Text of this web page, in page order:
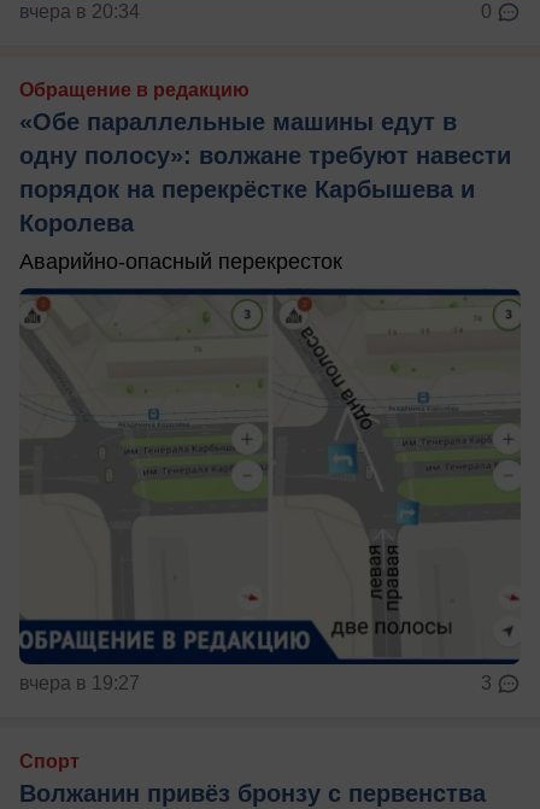
вчера в 20:34 0
Обращение в редакцию
«Обе параллельные машины едут в
одну полосу»: волжане требуют навести
порядок на перекрёстке Карбышева и
Королева
Аварийно-опасный перекресток
вчера в 19:27 3
Спорт
Волжанин привёз бронзу с первенства